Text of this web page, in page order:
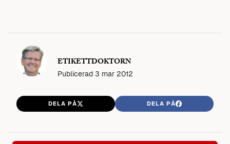
ETIKETTDOKTORN
Publicerad 3 mar 2012
DELA PÅ DELA PÅ